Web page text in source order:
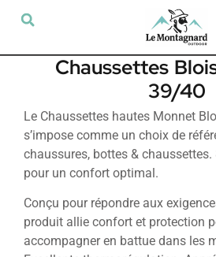
Chaussettes
39/40
Le Chaussettes hautes Monnet
s’impose comme un choix de
chaussures, bottes &
pour un confort optimal.
Conçu pour répondre aux
produit allie confort et protection
accompagner en battue dans les